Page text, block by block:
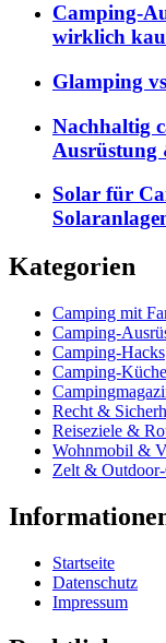
Camping-
wirklich
Glamping
Nachhaltig
Ausrüstung
Solar für
Kategorien
Camping mit
Camping-
Camping-Hacks
Camping-Küche
Recht &
Reiseziele &
Wohnmobil &
Zelt &
Startseite
Datenschutz
Impressum